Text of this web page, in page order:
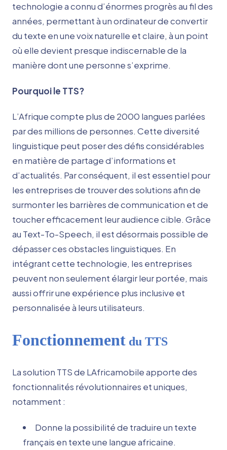
technologie a connu d’énormes progrès au fil des
années, permettant à un ordinateur de convertir
du texte en une voix naturelle et claire, à un point
où elle devient presque indiscernable de la
manière dont une personne s’exprime.
Pourquoi le TTS?
L’Afrique compte plus de 2000 langues parlées
par des millions de personnes. Cette diversité
linguistique peut poser des défis considérables
en matière de partage d’informations et
d’actualités. Par conséquent, il est essentiel pour
les entreprises de trouver des solutions afin de
surmonter les barrières de communication et de
toucher efficacement leur audience cible. Grâce
au Text-To-Speech, il est désormais possible de
dépasser ces obstacles linguistiques. En
intégrant cette technologie, les entreprises
peuvent non seulement élargir leur portée, mais
aussi offrir une expérience plus inclusive et
personnalisée à leurs utilisateurs.
Fonctionnement du TTS
La solution TTS de LAfricamobile apporte des
fonctionnalités révolutionnaires et uniques,
notamment :
Donne la possibilité de traduire un texte
français en texte une langue africaine.